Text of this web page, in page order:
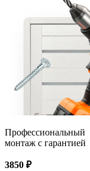
Профессиональный
монтаж с гарантией
3850 ₽